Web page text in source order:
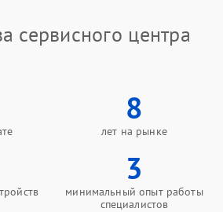
сервисного центра
8
лет на рынке
3
минимальный опыт работы
специалистов